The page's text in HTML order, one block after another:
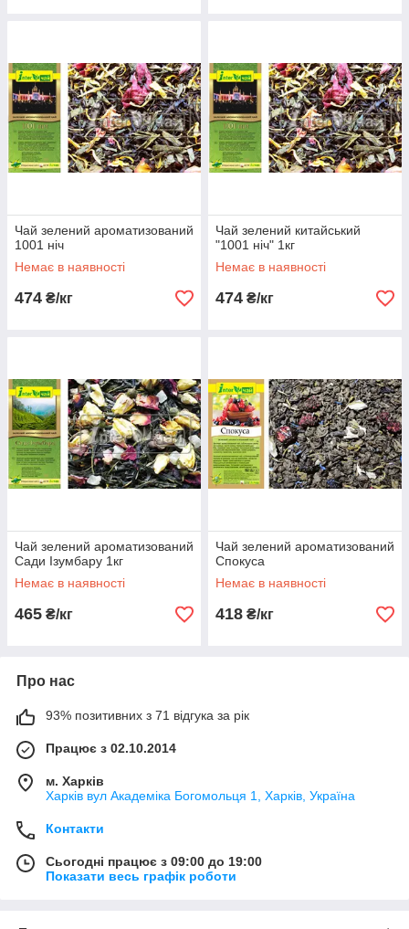
Чай зелений ароматизований
1001 ніч
Немає в наявності
474 ₴/кг
Чай зелений китайський
"1001 ніч" 1кг
Немає в наявності
474 ₴/кг
Чай зелений ароматизований
Сади Ізумбару 1кг
Немає в наявності
465 ₴/кг
Чай зелений ароматизований
Спокуса
Немає в наявності
418 ₴/кг
Про нас
93% позитивних з 71 відгука за рік
Працює з 02.10.2014
м. Харків
Харків вул Академіка Богомольця 1, Харків, Україна
Контакти
Сьогодні працює з 09:00 до 19:00
Показати весь графік роботи